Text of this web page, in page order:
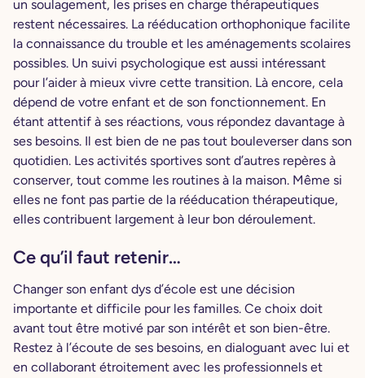
un soulagement, les prises en charge thérapeutiques
restent nécessaires. La rééducation orthophonique facilite
la connaissance du trouble et les aménagements scolaires
possibles. Un suivi psychologique est aussi intéressant
pour l’aider à mieux vivre cette transition. Là encore, cela
dépend de votre enfant et de son fonctionnement. En
étant attentif à ses réactions, vous répondez davantage à
ses besoins. Il est bien de ne pas tout bouleverser dans son
quotidien. Les activités sportives sont d’autres repères à
conserver, tout comme les routines à la maison. Même si
elles ne font pas partie de la rééducation thérapeutique,
elles contribuent largement à leur bon déroulement.
Ce qu’il faut retenir…
Changer son enfant dys d’école est une décision
importante et difficile pour les familles. Ce choix doit
avant tout être motivé par son intérêt et son bien-être.
Restez à l’écoute de ses besoins, en dialoguant avec lui et
en collaborant étroitement avec les professionnels et